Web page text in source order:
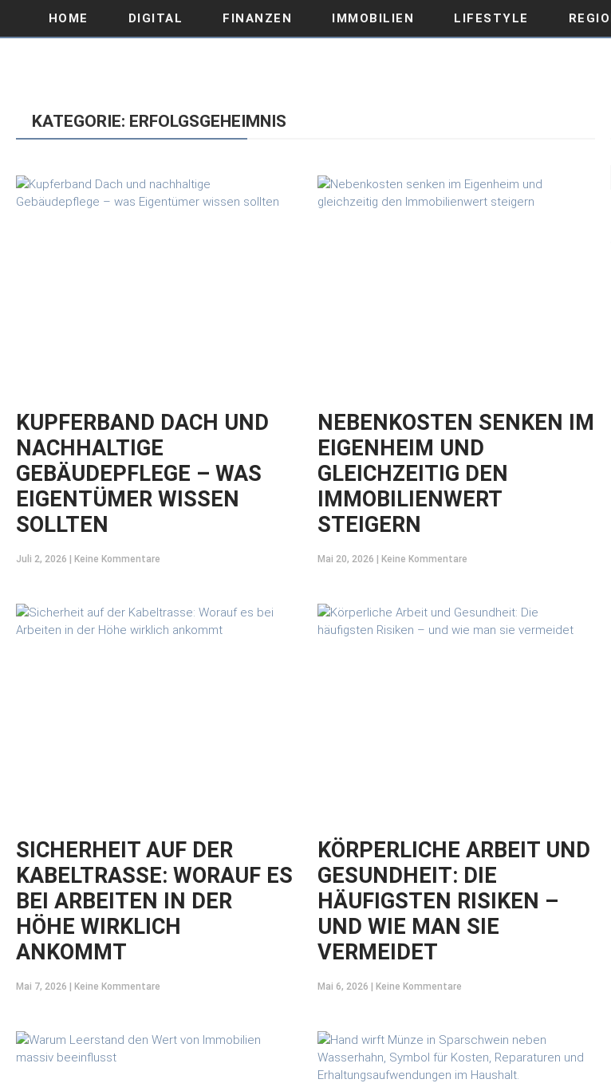
HOME DIGITAL FINANZEN IMMOBILIEN LIFESTYLE
KATEGORIE: ERFOLGSGEHEIMNIS
KUPFERBAND DACH UND
NACHHALTIGE
GEBÄUDEPFLEGE – WAS
EIGENTÜMER WISSEN
SOLLTEN
Juli 2, 2026 Keine Kommentare
NEBENKOSTEN SENKEN IM
EIGENHEIM UND
GLEICHZEITIG DEN
IMMOBILIENWERT
STEIGERN
Mai 20, 2026 Keine Kommentare
SICHERHEIT AUF DER
KABELTRASSE: WORAUF ES
BEI ARBEITEN IN DER
HÖHE WIRKLICH
ANKOMMT
Mai 7, 2026 Keine Kommentare
KÖRPERLICHE ARBEIT UND
GESUNDHEIT: DIE
HÄUFIGSTEN RISIKEN –
UND WIE MAN SIE
VERMEIDET
Mai 6, 2026 Keine Kommentare